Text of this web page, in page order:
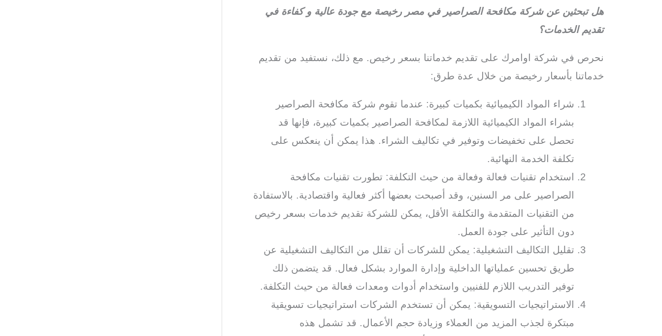
هل تبحثين عن شركة مكافحة الصراصير في مصر رخيصة مع جودة عالية و كفاءة في
تقديم الخدمات؟
نحرص في شركة اوامرك على تقديم خدماتنا بسعر رخيص. مع ذلك، نستفيد من تقديم
خدماتنا بأسعار رخيصة من خلال عدة طرق:
شراء المواد الكيميائية بكميات كبيرة: عندما تقوم شركة مكافحة الصراصير
بشراء المواد الكيميائية اللازمة لمكافحة الصراصير بكميات كبيرة، فإنها قد
تحصل على تخفيضات وتوفير في تكاليف الشراء. هذا يمكن أن ينعكس على
تكلفة الخدمة النهائية.
استخدام تقنيات فعالة وفعالة من حيث التكلفة: تطورت تقنيات مكافحة
الصراصير على مر السنين، وقد أصبحت بعضها أكثر فعالية واقتصادية. بالاستفادة
من التقنيات المتقدمة والتكلفة الأقل، يمكن للشركة تقديم خدمات بسعر رخيص
دون التأثير على جودة العمل.
تقليل التكاليف التشغيلية: يمكن للشركات أن تقلل من التكاليف التشغيلية عن
طريق تحسين عملياتها الداخلية وإدارة الموارد بشكل فعال. قد يتضمن ذلك
توفير التدريب اللازم للفنيين واستخدام أدوات ومعدات فعالة من حيث التكلفة.
الاستراتيجيات التسويقية: يمكن أن تستخدم الشركات استراتيجيات تسويقية
مبتكرة لجذب المزيد من العملاء وزيادة حجم الأعمال. قد تشمل هذه